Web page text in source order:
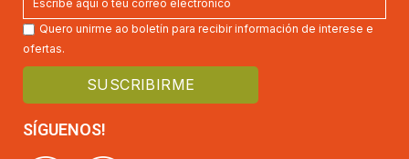
Quero unirme ao boletín para recibir información de interese e
ofertas.
SÍGUENOS!